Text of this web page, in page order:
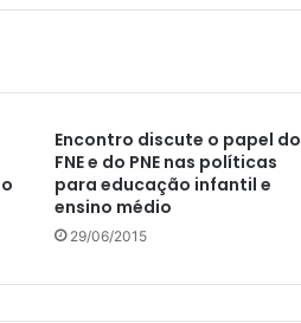
Encontro discute o papel do
FNE e do PNE nas políticas
para educação infantil e
ensino médio
29/06/2015